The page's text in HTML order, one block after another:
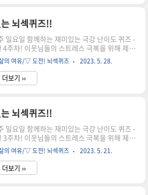
상상력을 최대한 발휘해 보세요. 문제를 다 푸
면 아래의 정답 확인으로↓↓↓ [퀴즈 정답 공
퀴즈 031 정답은? '아래와 같습니다' 시골은
관련 한자를 암시하며, 정답은 아래와 같습니
출처] 뇌섹퀴즈, 좋은땅, 서범식 지음 ▶함께
좋은 재미있는 퀴즈 문제 재미있는 극강 난이
즈!! ..
뇌섹퀴즈!!
일요일 함께하는 재미있는 극강 난이도 퀴즈 -
4주차! 이웃님들의 스트레스 극복을 위해 제공
는 "극강 난이도 퀴즈문제"입니다. 원래 힘이
는 더 힘든 일에 집중해서 아무 생각 안하는게
입니다. 그래서 준비한 극강 퀴즈입니다. 골때
문제들을 풀며 집중하다보면 어느새 삶의 고
상력을 최대한 발휘해 보세요. 문제를 다 푸셨
아래의 정답 확인으로↓↓↓ [퀴즈 정답 공
퀴즈 030 정답은? '4번 우울증 치료사' 입니
번 영어 닉네임 명찰 이름은 아래와 같습니
중에서 뜯어진 명찰 조각과 비슷한 부분은 영
름 철자의 빨간색 부분이며, 조각에 맞는 영어
철자는 ..
의 여유/▽ 도전! 뇌섹퀴즈 2023. 5. 28.
더보기 ››
뇌섹퀴즈!!
일요일 함께하는 재미있는 극강 난이도 퀴즈 -
3주차! 이웃님들의 스트레스 극복을 위해 제공
는 "극강 난이도 퀴즈문제"입니다. 원래 힘이
는 더 힘든 일에 집중해서 아무 생각 안하는게
입니다. 그래서 준비한 극강 퀴즈입니다. 골때
문제들을 풀며 집중하다보면 어느새 삶의 고
의 여유/▽ 도전! 뇌섹퀴즈 2023. 5. 21.
더보기 ››